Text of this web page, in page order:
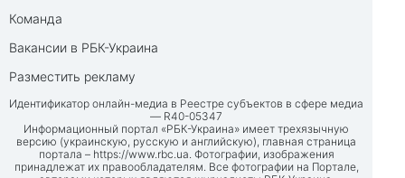
Команда
Вакансии в РБК-Украина
Разместить рекламу
Идентификатор онлайн-медиа в Реестре субъектов в сфере медиа
— R40-05347
Информационный портал «РБК-Украина» имеет трехязычную
версию (украинскую, русскую и английскую), главная страница
портала – https://www.rbc.ua. Фотографии, изображения
принадлежат их правообладателям. Все фотографии на Портале,